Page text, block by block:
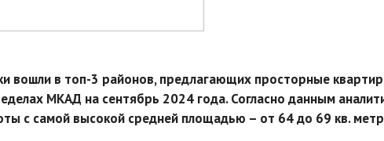
вошли в топ-3 районов, предлагающих просторные
МКАД на сентябрь 2024 года. Согласно данным
с самой высокой средней площадью – от 64 до 69 кв.